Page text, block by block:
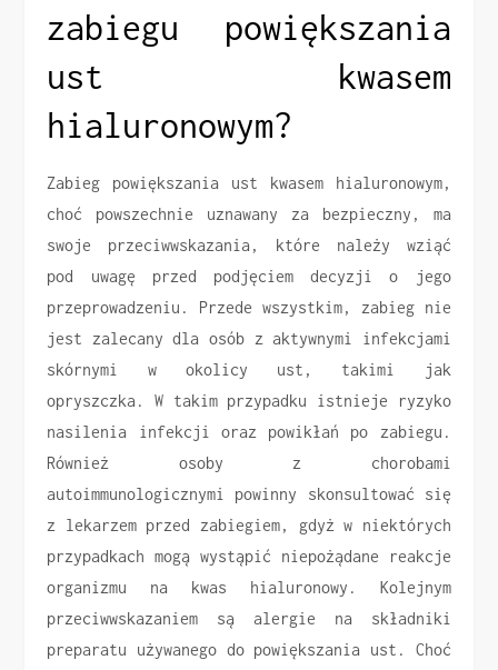
zabiegu powiększania
ust kwasem
hialuronowym?
Zabieg powiększania ust kwasem hialuronowym,
choć powszechnie uznawany za bezpieczny, ma
swoje przeciwwskazania, które należy wziąć
pod uwagę przed podjęciem decyzji o jego
przeprowadzeniu. Przede wszystkim, zabieg nie
jest zalecany dla osób z aktywnymi infekcjami
skórnymi w okolicy ust, takimi jak
opryszczka. W takim przypadku istnieje ryzyko
nasilenia infekcji oraz powikłań po zabiegu.
Również osoby z chorobami
autoimmunologicznymi powinny skonsultować się
z lekarzem przed zabiegiem, gdyż w niektórych
przypadkach mogą wystąpić niepożądane reakcje
organizmu na kwas hialuronowy. Kolejnym
przeciwwskazaniem są alergie na składniki
preparatu używanego do powiększania ust. Choć